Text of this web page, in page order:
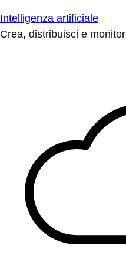
Intelligenza artificiale
Crea, distribuisci e